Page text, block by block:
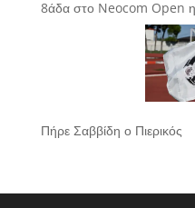
8άδα στο Neocom Open
Πήρε Σαββίδη ο Πιερικός